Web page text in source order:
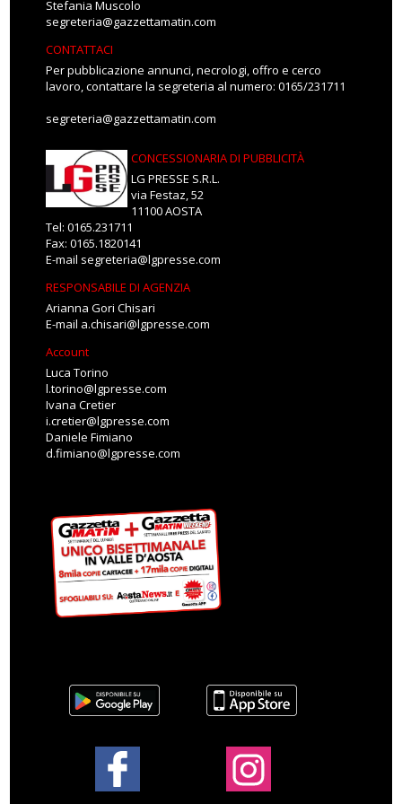
Stefania Muscolo
segreteria@gazzettamatin.com
CONTATTACI
Per pubblicazione annunci, necrologi, offro e cerco
lavoro, contattare la segreteria al numero: 0165/231711
segreteria@gazzettamatin.com
CONCESSIONARIA DI PUBBLICITÀ
LG PRESSE S.R.L.
via Festaz, 52
11100 AOSTA
Tel: 0165.231711
Fax: 0165.1820141
E-mail segreteria@lgpresse.com
RESPONSABILE DI AGENZIA
Arianna Gori Chisari
E-mail a.chisari@lgpresse.com
Account
Luca Torino
l.torino@lgpresse.com
Ivana Cretier
i.cretier@lgpresse.com
Daniele Fimiano
d.fimiano@lgpresse.com